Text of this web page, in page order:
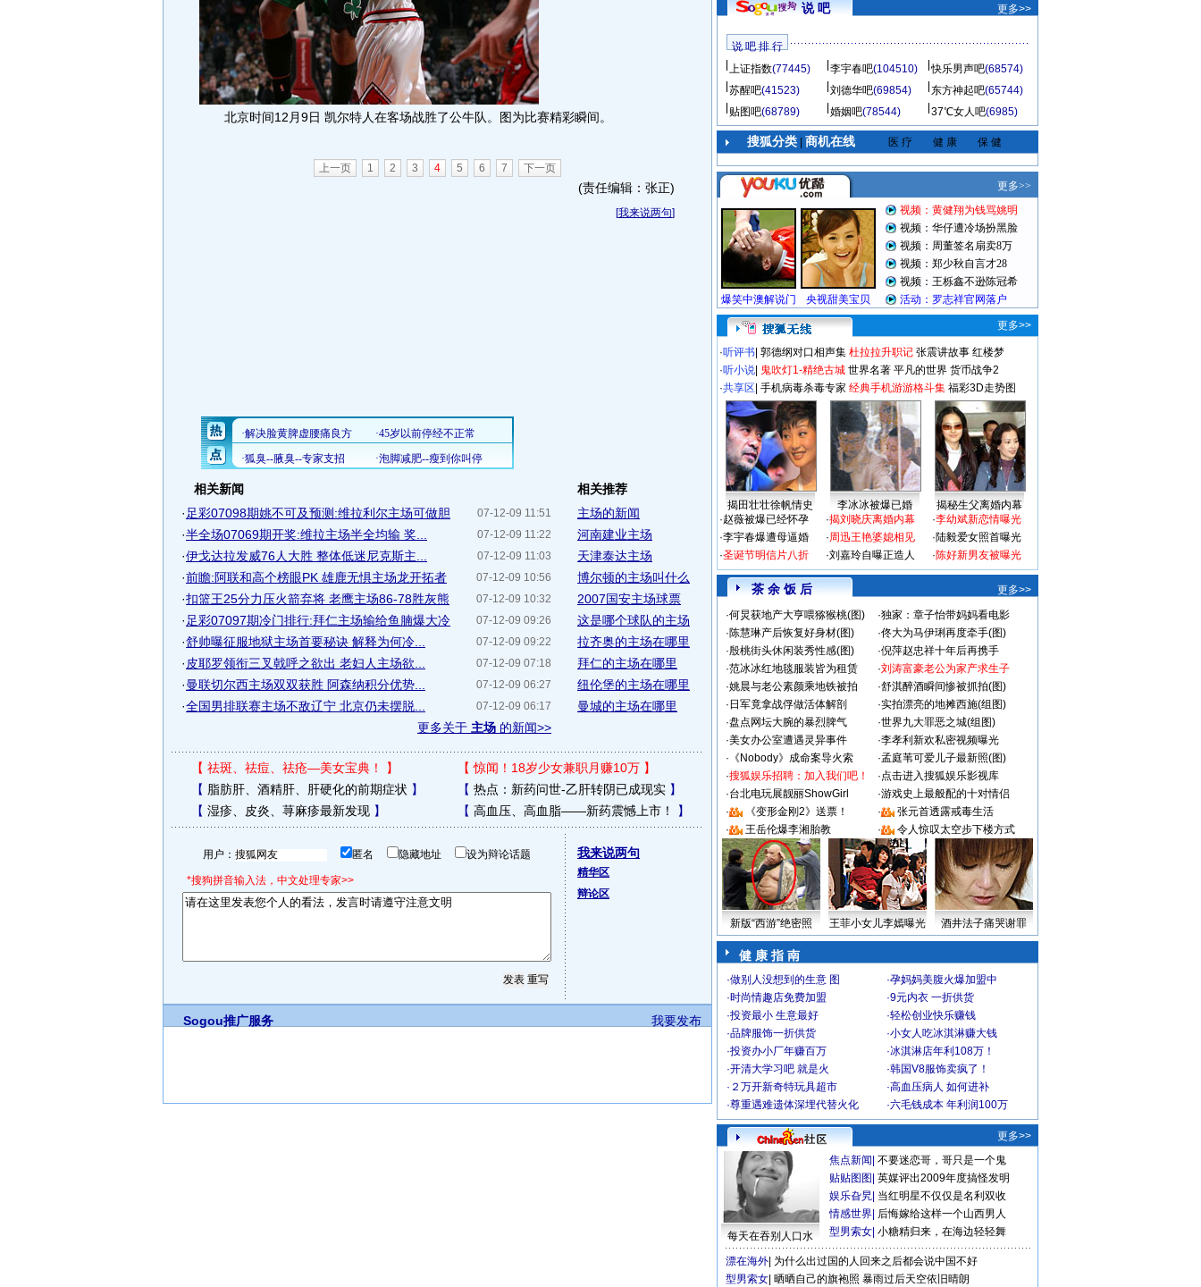
北京时间12月9日 凯尔特人在客场战胜了公牛队。图为比赛精彩瞬间。
上一页 1 2 3 4 5 6 7 下一页
(责任编辑：张正)
[我来说两句]
相关新闻
07-12-09 11:51
· 足彩07098期姚不可及预测:维拉利尔主场可做胆
07-12-09 11:22
·半全场07069期开奖:维拉主场半全均输 奖...
07-12-09 11:03
·伊戈达拉发威76人大胜 整体低迷尼克斯主...
07-12-09 10:56
·前瞻:阿联和高个榜眼PK 雄鹿无惧主场龙开拓者
07-12-09 10:32
·扣篮王25分力压火箭弃将 老鹰主场86-78胜灰熊
07-12-09 09:26
· 足彩07097期冷门排行:拜仁主场输给鱼腩爆大冷
07-12-09 09:22
·舒帅曝征服地狱主场首要秘诀 解释为何冷...
07-12-09 07:18
· 皮耶罗领衔三叉戟呼之欲出 老妇人主场欲...
07-12-09 06:27
·曼联切尔西主场双双获胜 阿森纳积分优势...
07-12-09 06:17
·全国男排联赛主场不敌辽宁 北京仍未摆脱...
更多关于 主场 的新闻>>
相关推荐
主场的新闻
河南建业主场
天津泰达主场
博尔顿的主场叫什么
2007国安主场球票
这是哪个球队的主场
拉齐奥的主场在哪里
拜仁的主场在哪里
纽伦堡的主场在哪里
曼城的主场在哪里
【 祛斑、祛痘、祛疮—美女宝典！ 】 【惊闻！18岁少女兼职月赚10万】
【 脂肪肝、酒精肝、肝硬化的前期症状 】 【 热点：新药问世-乙肝转阴已成现实】
【 湿疹、皮炎、荨麻疹最新发现】 【 高血压、高血脂——新药震憾上市！ 】
用户： 匿名 隐藏地址 设为辩论话题
*搜狗拼音输入法，中文处理专家>>
我来说两句
精华区
辩论区
我要发布
Sogou推广服务
说 吧 更多>>
说 吧 排 行
上证指数(77445) 李宇春吧(104510) 快乐男声吧(68574)
苏醒吧(41523) 刘德华吧(69854) 东方神起吧(65744)
贴图吧(68789) 婚姻吧(78544) 37℃女人吧(6985)
搜狐分类| 商机在线 医 疗 健 康 保 健
更多>>
·听评书 郭德纲对口相声集 杜拉拉升职记 张震讲故事 红楼梦
·听小说 鬼吹灯1-精绝古城 世界名著 平凡的世界 货币战争2
·共享区 手机病毒杀毒专家 经典手机游游格斗集 福彩3D走势图
揭田壮壮徐帆情史 李冰冰被爆已婚
揭秘生父离婚内幕
·赵薇被爆已经怀孕
·李宇春爆遭母逼婚
·圣诞节明信片八折
·揭刘晓庆离婚内幕
·周迅王艳婆媳相见
·刘嘉玲自曝正造人
·李幼斌新恋情曝光
·陆毅爱女照首曝光
·陈好新男友被曝光
茶 余 饭 后
更多>>
·何炅获地产大亨喂猕猴桃(图) ·独家：章子怡带妈妈看电影
·陈慧琳产后恢复好身材(图) ·佟大为马伊琍再度牵手(图)
·殷桃街头休闲装秀性感(图) ·倪萍赵忠祥十年后再携手
·范冰冰红地毯服装皆为租赁 ·刘涛富豪老公为家产求生子
·姚晨与老公素颜乘地铁被拍 ·舒淇醉酒瞬间惨被抓拍(图)
· 日军竟拿战俘做活体解剖 ·实拍漂亮的地摊西施(组图)
·盘点网坛大腕的暴烈脾气 ·世界九大罪恶之城(组图)
·美女办公室遭遇灵异事件 ·李孝利新欢私密视频曝光
· 《Nobody》成命案导火索 ·孟庭苇可爱儿子最新照(图)
·搜狐娱乐招聘：加入我们吧！ ·点击进入搜狐娱乐影视库
·台北电玩展靓丽ShowGirl ·游戏史上最般配的十对情侣
·
《变形金刚2》送票！ ·
张元首透露戒毒生活
·
王岳伦爆李湘胎教 · 令人惊叹太空步下楼方式
新版“西游”绝密照 王菲小女儿李嫣曝光 酒井法子痛哭谢罪
健 康 指 南
·做别人没想到的生意 图 ·孕妈妈美腹火爆加盟中
·时尚情趣店免费加盟 ·9元内衣 一折供货
·投资最小 生意最好 ·轻松创业快乐赚钱
·品牌服饰一折供货 ·小女人吃冰淇淋赚大钱
·投资办小厂年赚百万 ·冰淇淋店年利108万！
·开清大学习吧 就是火 ·韩国V8服饰卖疯了！
· ２万开新奇特玩具超市 ·高血压病人 如何进补
·尊重遇难遗体深埋代替火化 ·六毛钱成本 年利润100万
更多>>
每天在吞别人口水
焦点新闻 不要迷恋哥，哥只是一个鬼
贴贴图图 英媒评出2009年度搞怪发明
娱乐旮旯 当红明星不仅仅是名利双收
情感世界 后悔嫁给这样一个山西男人
型男索女 小糖精归来，在海边轻轻舞
漂在海外 为什么出过国的人回来之后都会说中国不好
型男索女 晒晒自己的旗袍照 暴雨过后天空依旧晴朗